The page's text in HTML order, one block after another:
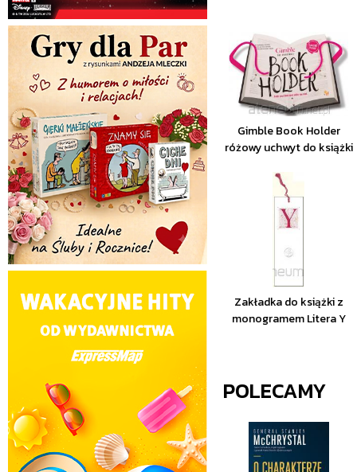
Gimble Book Holder
różowy uchwyt do książki
Zakładka do książki z
monogramem Litera Y
POLECAMY